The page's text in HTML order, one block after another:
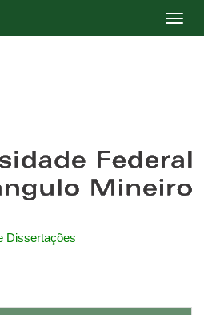
Dissertações